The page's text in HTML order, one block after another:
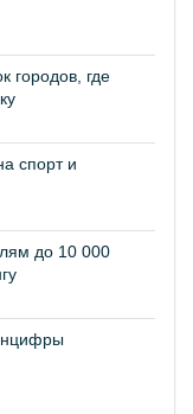
городов, где
спорт и
до 10 000